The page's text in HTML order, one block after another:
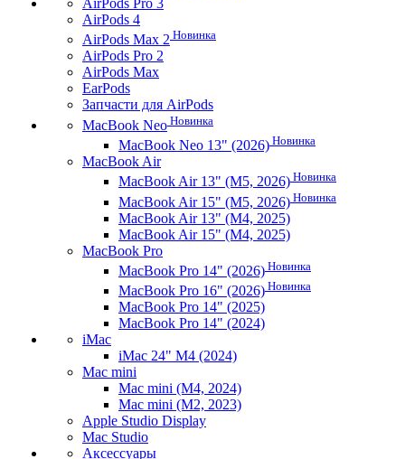
AirPods Pro 3
AirPods 4
AirPods Max 2 Новинка
AirPods Pro 2
AirPods Max
EarPods
Запчасти для AirPods
MacBook Neo Новинка
MacBook Neo 13" (2026) Новинка
MacBook Air
MacBook Air 13" (M5, 2026) Новинка
MacBook Air 15" (M5, 2026) Новинка
MacBook Air 13" (M4, 2025)
MacBook Air 15" (M4, 2025)
MacBook Pro
MacBook Pro 14" (2026) Новинка
MacBook Pro 16" (2026) Новинка
MacBook Pro 14" (2025)
MacBook Pro 14" (2024)
iMac
iMac 24" M4 (2024)
Mac mini
Mac mini (M4, 2024)
Mac mini (M2, 2023)
Apple Studio Display
Mac Studio
Аксессуары